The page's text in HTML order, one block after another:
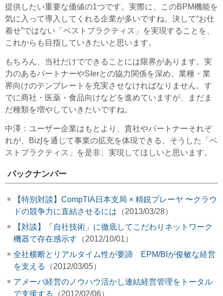
提供したい重要な価値の1つです。実際に、このBPM機能を
気に入って導入してくれる企業が多いですね。決して“お仕
着せ”ではない「ベストプラクティス」を実現することを、
これからも目指していきたいと思います。
もちろん、当社だけでできることには限界があります。実
力のあるパートナーやSIerとの協力関係を深め、業種・業
界向けのテンプレートを充実させなければなりません。す
でに商社・医薬・食品向けなどを進めていますが、まだま
だ種類を増やしていきたいですね。
中澤 ：ユーザー企業はもとより、貴社やパートナーそれぞ
れが、Biz∫を通じて事業の拡充を体現できる、そうした「ベ
ストプラクティス」を是非、実現してほしいと思います。
バックナンバー
【特別対談】CompTIA日本支局 × 精鋭プレーヤ 〜クラウ
ドの競争力に直結させるには （2013/03/28）
【対談】「自社技術」に徹底してこだわりネットワーク
機器で存在感示す （2012/10/01）
全社横断とリアルタイム性が要諦 EPM/BIが俊敏な経営
を支える
（2012/03/05）
アメーバ経営のノウハウ活かし連結経営管理をトータル
で支援する
（2012/02/06）